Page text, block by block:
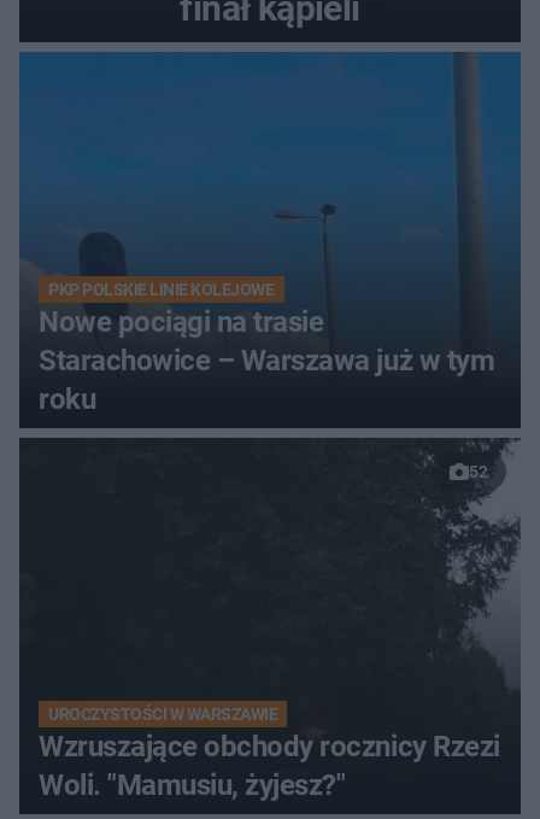
PKP POLSKIE LINIE KOLEJOWE
Nowe pociągi na trasie
Starachowice – Warszawa już w tym
roku
52
UROCZYSTOŚCI W WARSZAWIE
Wzruszające obchody rocznicy Rzezi
Woli. "Mamusiu, żyjesz?"